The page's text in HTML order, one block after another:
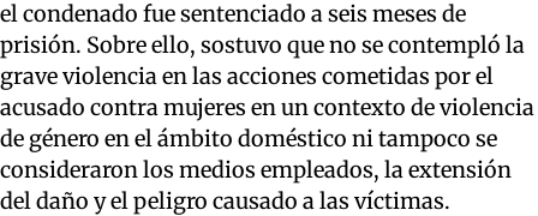
el condenado fue sentenciado a seis meses de
prisión. Sobre ello, sostuvo que no se contempló la
grave violencia en las acciones cometidas por el
acusado contra mujeres en un contexto de violencia
de género en el ámbito doméstico ni tampoco se
consideraron los medios empleados, la extensión
del daño y el peligro causado a las víctimas.